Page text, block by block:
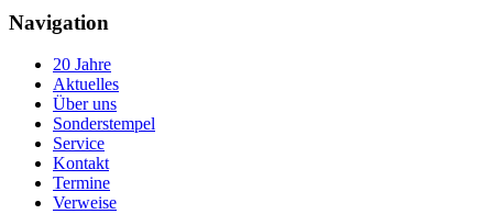
Navigation
20 Jahre
Aktuelles
Über uns
Sonderstempel
Service
Kontakt
Termine
Verweise